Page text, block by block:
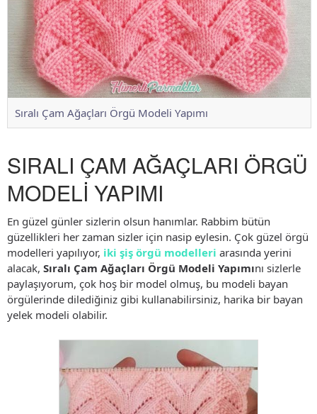
Sıralı Çam Ağaçları Örgü Modeli Yapımı
SIRALI ÇAM AĞAÇLARI ÖRGÜ
MODELİ YAPIMI
En güzel günler sizlerin olsun hanımlar. Rabbim bütün
güzellikleri her zaman sizler için nasip eylesin. Çok güzel örgü
modelleri yapılıyor, iki şiş örgü modelleri arasında yerini
alacak, Sıralı Çam Ağaçları Örgü Modeli Yapımını sizlerle
paylaşıyorum, çok hoş bir model olmuş, bu modeli bayan
örgülerinde dilediğiniz gibi kullanabilirsiniz, harika bir bayan
yelek modeli olabilir.